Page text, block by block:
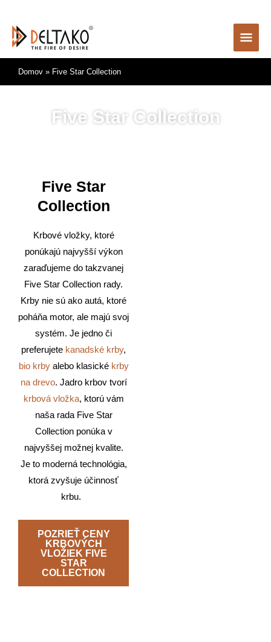
obsah
Domov Five Star Collection
Five Star Collection
Five Star
Collection
Krbové vložky, ktoré
ponúkajú najvyšší výkon
zaraďujeme do takzvanej
Five Star Collection rady.
Krby nie sú ako autá, ktoré
poháňa motor, ale majú svoj
systém. Je jedno či
preferujete kanadské krby,
bio krby alebo klasické krby
na drevo. Jadro krbov tvorí
krbová vložka, ktorú vám
naša rada Five Star
Collection ponúka v
najvyššej možnej kvalite.
Je to moderná technológia,
ktorá zvyšuje účinnosť
krbu.
POZRIEŤ CENY
KRBOVÝCH
VLOŽIEK FIVE
STAR
COLLECTION